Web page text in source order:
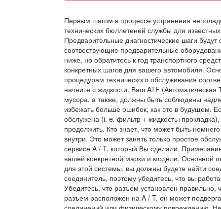
Первым шагом в процессе устранения
технических бюллетеней службы для
Предварительные диагностические шаги
соотвествующие предварительные
ниже, но обратитесь к год транспортного
конкретных шагов для вашего автомобиля.
процедурам технического обслуживания
начните с жидкости. Ваш ATF
мусора, а также, должны быть соблюдены
избежать больше ошибок, как это в будущем.
обслужена (i. e. фильтр +
продолжить. Кто знает, что может быть
внутри. Это может занять только простое
сервисе A / T, который Вы сделали.
вашей конкретной марки и модели. Основной
для этой системы, вы должны будете найти
соединитель, поэтому убедитесь, что вы
Убедитесь, что разъем установлен
разъем расположен на A / T, он может